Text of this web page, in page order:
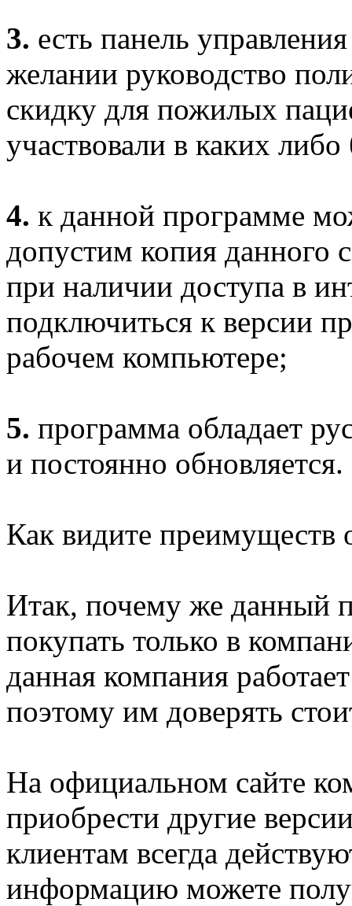
3. есть панель
желании руководство
скидку для пожилых
участвовали в каких
4. к данной программе
допустим копия данного
при наличии доступа в
подключиться к версии
рабочем компьютере;
5. программа обладает
и постоянно обновляется.
Как видите преимуществ
Итак, почему же данный
покупать только в
данная компания
поэтому им доверять
На официальном сайте
приобрести другие
клиентам всегда
информацию можете